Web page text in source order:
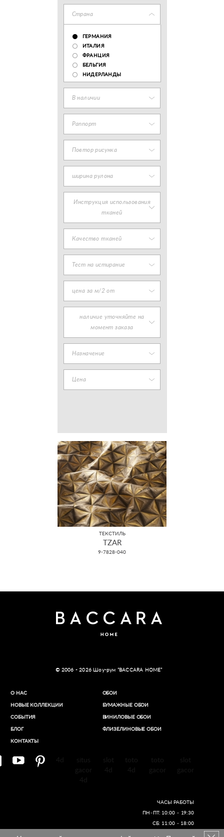
Страна
ГЕРМАНИЯ
ИТАЛИЯ
ФРАНЦИЯ
БЕЛЬГИЯ
НИДЕРЛАНДЫ
В наличии
Раппорт
Повтор рисунка
ширина рулона
Инструкция использования
тканей
Качество тканей
Тест на истирание
цена за м/2 от
наличие уточняйте на
момент заказа
Назначение
Цена
ТЕКСТИЛЬ
TZAR
9-7828-040
© 2006 - 2026 Шоу-рум “BACCARA HOME”
О НАС
НОВЫЕ КОЛЛЕКЦИИ
СОБЫТИЯ
БЛОГ
КОНТАКТЫ
ОБОИ
БУМАЖНЫЕ ОБОИ
ВИНИЛОВЫЕ ОБОИ​
ФЛИЗЕЛИНОВЫЕ ОБОИ
ЧАСЫ РАБОТЫ
ПН–ПТ: 10:00 – 19:30
СБ: 11:00 – 18:00